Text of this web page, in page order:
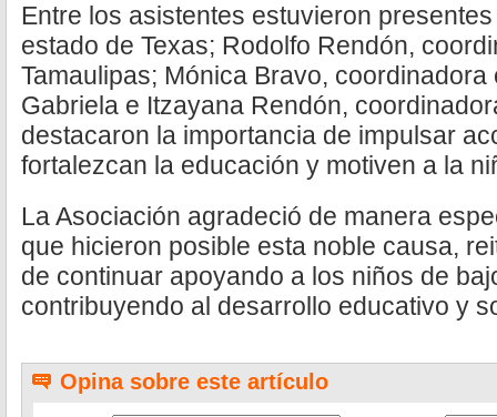
Entre los asistentes estuvieron
estado de Texas; Rodolfo Rendón,
Tamaulipas; Mónica Bravo,
Gabriela e Itzayana Rendón,
destacaron la importancia de impulsar
fortalezcan la educación y motiven a la
La Asociación agradeció de manera
que hicieron posible esta noble causa,
de continuar apoyando a los niños de
contribuyendo al desarrollo educativo y
Opina sobre este artículo